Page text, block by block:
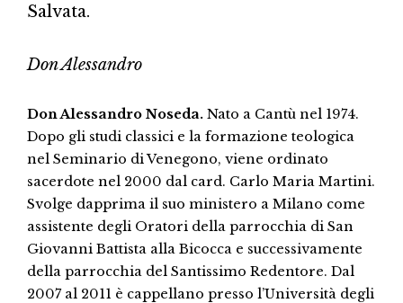
Salvata.
Don Alessandro
Don Alessandro Noseda. Nato a Cantù nel 1974.
Dopo gli studi classici e la formazione teologica
nel Seminario di Venegono, viene ordinato
sacerdote nel 2000 dal card. Carlo Maria Martini.
Svolge dapprima il suo ministero a Milano come
assistente degli Oratori della parrocchia di San
Giovanni Battista alla Bicocca e successivamente
della parrocchia del Santissimo Redentore. Dal
2007 al 2011 è cappellano presso l’Università degli